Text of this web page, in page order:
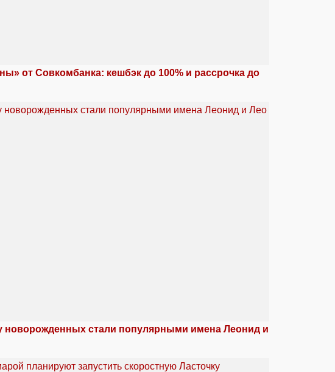
от Совкомбанка: кешбэк до 100% и рассрочка до
новорожденных стали популярными имена Леонид и